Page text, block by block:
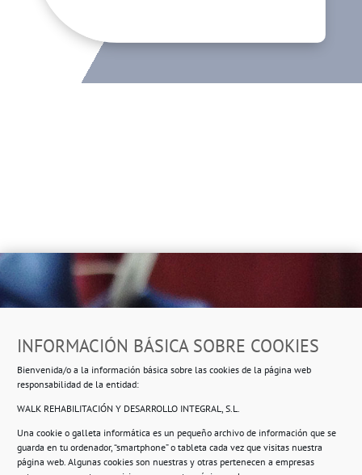
INFORMACIÓN BÁSICA SOBRE COOKIES
Bienvenida/o a la información básica sobre las cookies de la página web
responsabilidad de la entidad:
WALK REHABILITACIÓN Y DESARROLLO INTEGRAL, S.L.
Una cookie o galleta informática es un pequeño archivo de información que se
guarda en tu ordenador, “smartphone” o tableta cada vez que visitas nuestra
página web. Algunas cookies son nuestras y otras pertenecen a empresas
Ropero Solidario de Usera
Beasáin 25-33posterior, local 3 – 28041 Madrid
Información